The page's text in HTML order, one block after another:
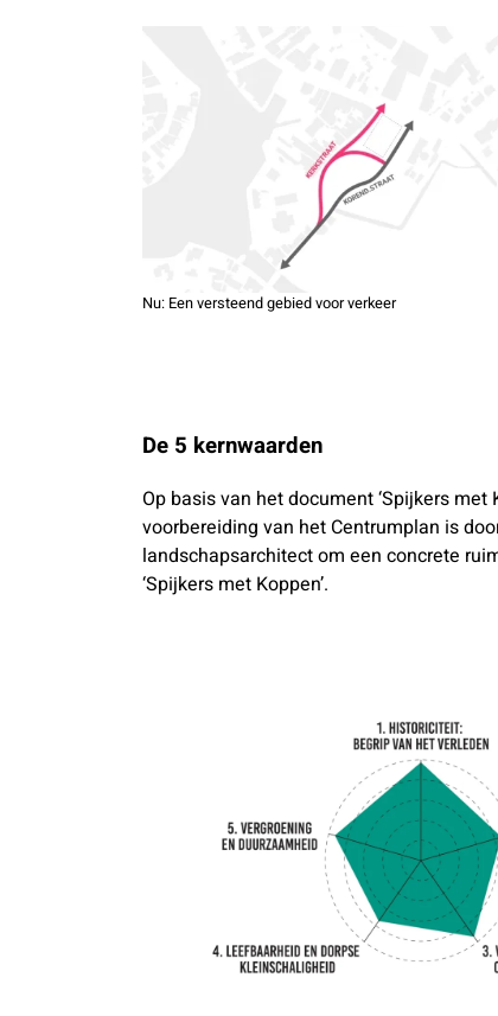
Nu: Een versteend gebied voor verkeer
De 5 kernwaarden
Op basis van het document ‘Spijkers
voorbereiding van het Centrumplan is
landschapsarchitect om een concrete
‘Spijkers met Koppen’.